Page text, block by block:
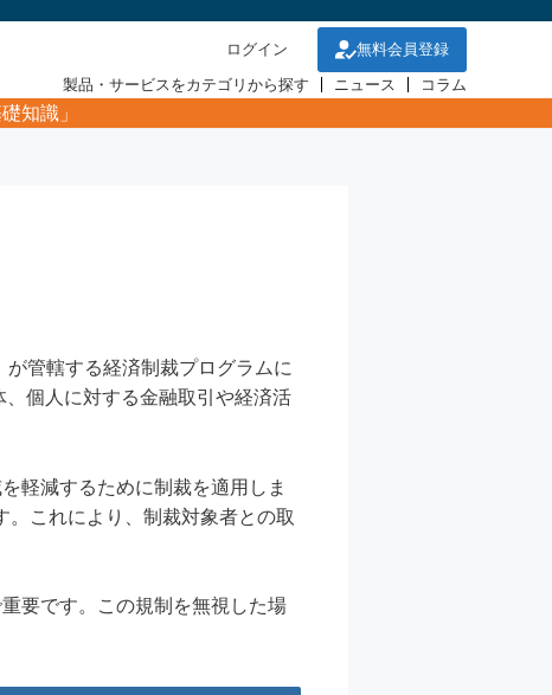
ログイン
無料会員登録
製品・サービスをカテゴリから探す
ニュース コラム
知識」
管轄する経済制裁プログラムに
個人に対する金融取引や経済活
軽減するために制裁を適用しま
これにより、制裁対象者との取
要です。この規制を無視した場